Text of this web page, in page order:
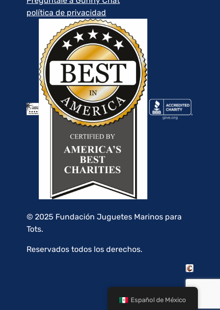
política de privacidad
© 2025 Fundación Juguetes Marinos para
Tots.
Reservados todos los derechos.
Español de México